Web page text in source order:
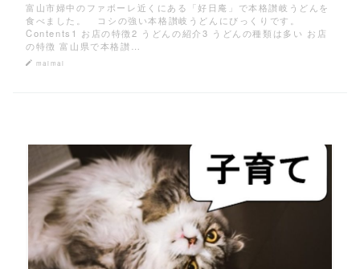
富山市婦中のファボーレ近くにある「好日庵」で本格讃岐うどんを
食べました。 コシの強い本格讃岐うどんにびっくりです。
Contents1 お店の特徴2 うどんの紹介3 うどんの種類は多い お店
の特徴 富山県で本格讃…
maimai
この記事を読む